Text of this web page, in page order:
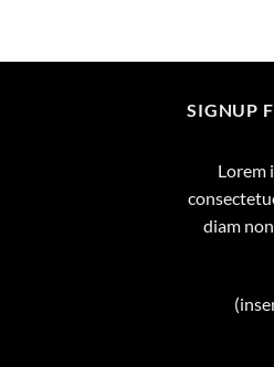
SIGNUP
Lorem
diam